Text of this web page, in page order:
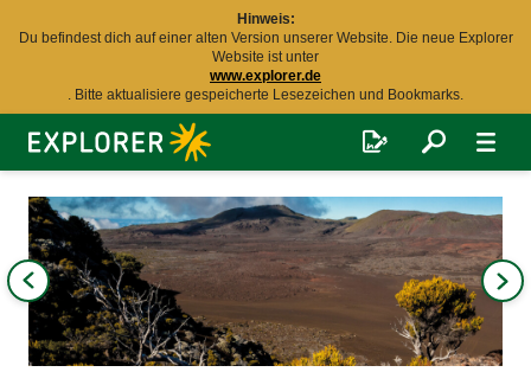
Hinweis:
Du befindest dich auf einer alten Version unserer Website. Die neue Explorer
Website ist unter
www.explorer.de
. Bitte aktualisiere gespeicherte Lesezeichen und Bookmarks.
Explorer
Fernreisen